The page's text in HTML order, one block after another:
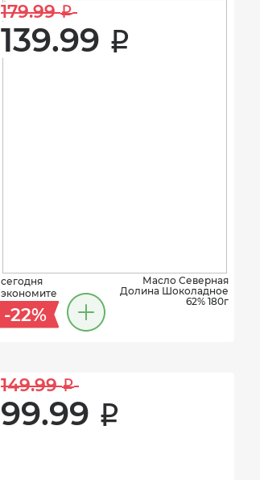
179.99 i
139.99 i
сегодня
экономите
-22%
Масло Северная
Долина Шоколадное
62% 180г
149.99 i
99.99 i